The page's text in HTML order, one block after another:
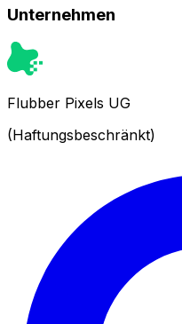
Unternehmen
Flubber Pixels UG
(Haftungsbeschränkt)